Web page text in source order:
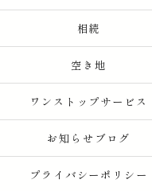
相続
空き地
ワンストップサービス
お知らせブログ
プライバシーポリシー